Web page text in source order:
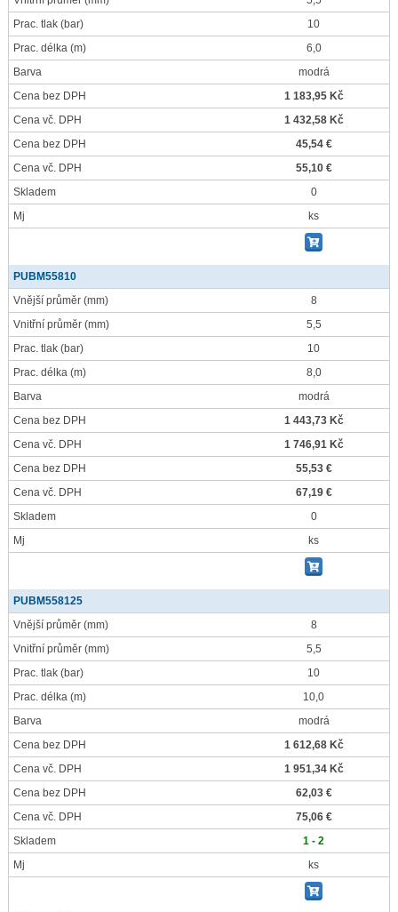
Prac. tlak (bar)
10
Prac. délka (m)
6,0
Barva
modrá
Cena bez DPH
1 183,95 Kč
Cena vč. DPH
1 432,58 Kč
Cena bez DPH
45,54 €
Cena vč. DPH
55,10 €
Skladem
0
Mj
ks
PUBM55810
Vnější průměr (mm)
8
Vnitřní průměr (mm)
5,5
Prac. tlak (bar)
10
Prac. délka (m)
8,0
Barva
modrá
Cena bez DPH
1 443,73 Kč
Cena vč. DPH
1 746,91 Kč
Cena bez DPH
55,53 €
Cena vč. DPH
67,19 €
Skladem
0
Mj
ks
PUBM558125
Vnější průměr (mm)
8
Vnitřní průměr (mm)
5,5
Prac. tlak (bar)
10
Prac. délka (m)
10,0
Barva
modrá
Cena bez DPH
1 612,68 Kč
Cena vč. DPH
1 951,34 Kč
Cena bez DPH
62,03 €
Cena vč. DPH
75,06 €
Skladem
1 - 2
Mj
ks